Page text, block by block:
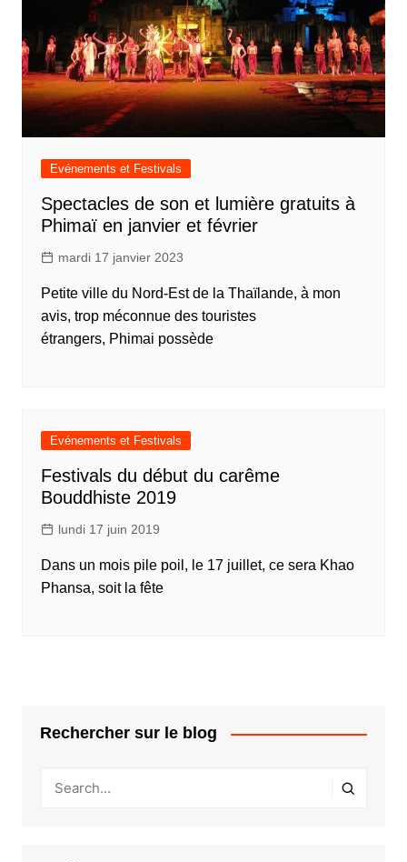
Evénements et Festivals
Spectacles de son et lumière gratuits à
Phimaï en janvier et février
mardi 17 janvier 2023
Petite ville du Nord-Est de la Thaïlande, à mon
avis, trop méconnue des touristes
étrangers, Phimai possède
Evénements et Festivals
Festivals du début du carême
Bouddhiste 2019
lundi 17 juin 2019
Dans un mois pile poil, le 17 juillet, ce sera Khao
Phansa, soit la fête
Rechercher sur le blog